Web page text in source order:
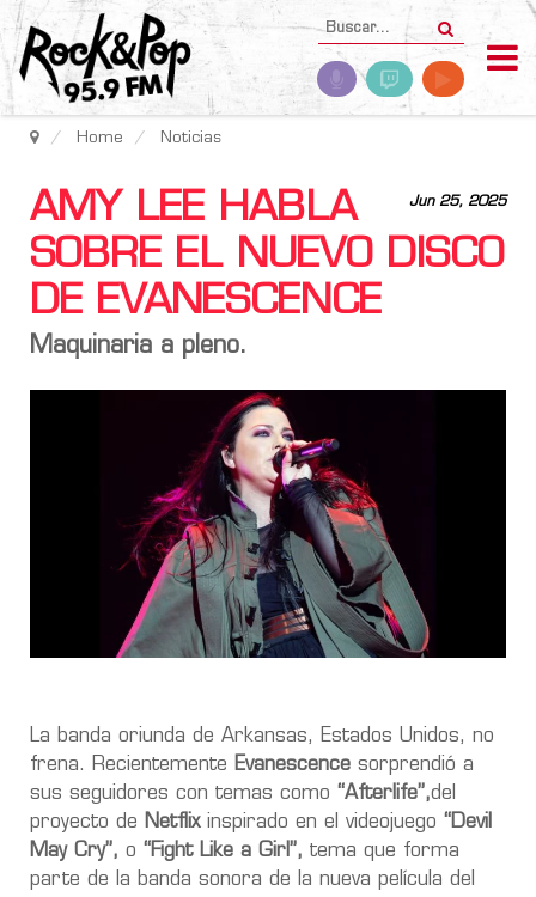
Home Noticias
Jun 25, 2025
AMY LEE HABLA
SOBRE EL NUEVO DISCO
DE EVANESCENCE
Maquinaria a pleno.
La banda oriunda de Arkansas, Estados Unidos, no
frena. Recientemente Evanescence sorprendió a
sus seguidores con temas como “Afterlife”,del
proyecto de
Netflixinspirado en el videojuego “Devil
May Cry”, o “Fight Like a Girl”, tema que forma
parte de la banda sonora de la nueva película del